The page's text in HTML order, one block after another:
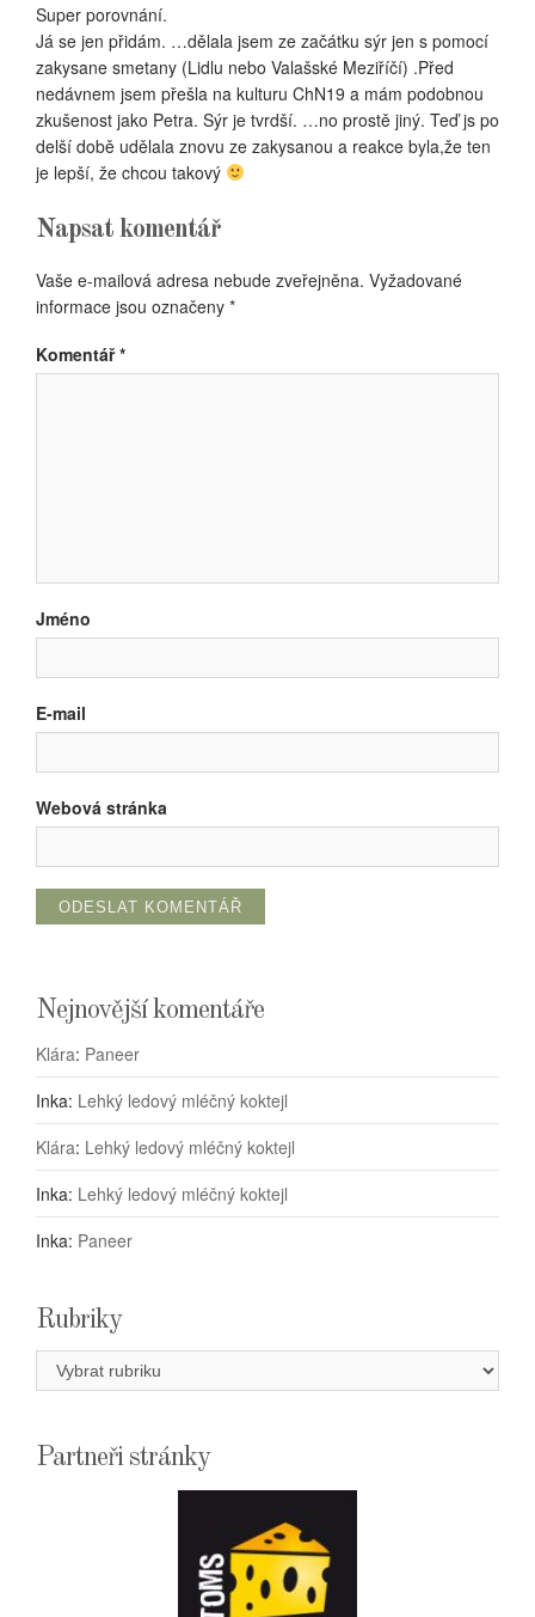
Super porovnání.
Já se jen přidám. …dělala jsem ze začátku sýr jen s pomocí
zakysane smetany (Lidlu nebo Valašské Meziříčí) .Před
nedávnem jsem přešla na kulturu ChN19 a mám podobnou
zkušenost jako Petra. Sýr je tvrdší. …no prostě jiný. Teď js po
delší době udělala znovu ze zakysanou a reakce byla,že ten
je lepší, že chcou takový
Napsat komentář
Vaše e-mailová adresa nebude zveřejněna. Vyžadované
informace jsou označeny *
Komentář*
Jméno
E-mail
Webová stránka
Nejnovější komentáře
Klára: Paneer
Inka: Lehký ledový mléčný koktejl
Klára: Lehký ledový mléčný koktejl
Inka: Lehký ledový mléčný koktejl
Inka: Paneer
Rubriky
Rubriky
Partneři stránky